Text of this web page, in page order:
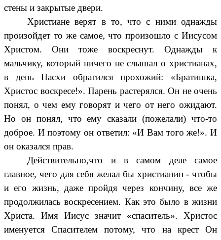
стены и закрытые двери.
Христиане верят в то, что с ними однажды
произойдет то же самое, что произошло с Иисусом
Христом. Они тоже воскреснут. Однажды к
мальчику, который ничего не слышал о христианах,
в день Пасхи обратился прохожий: «Братишка,
Христос воскресе!». Парень растерялся. Он не очень
понял, о чем ему говорят и чего от него ожидают.
Но он понял, что ему сказали (пожелали) что-то
доброе. И поэтому он ответил: «И Вам того же!». И
он оказался прав.
Действительно,что и в самом деле самое
главное, чего для себя желал бы христианин - чтобы
и его жизнь, даже пройдя через кончину, все же
продолжилась воскресением. Как это было в жизни
Христа. Имя Иисус значит «спаситель». Христос
именуется Спасителем потому, что на крест Он